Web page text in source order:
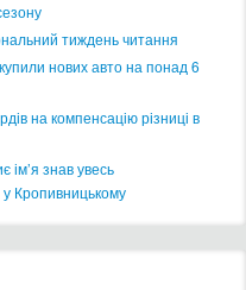
тиждень читання
нових авто на понад 6
на компенсацію різниці в
ім’я знав увесь
у Кропивницькому